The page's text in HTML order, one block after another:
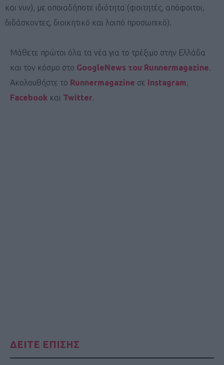
και νυν), με οποιαδήποτε ιδιότητα (φοιτητές, απόφοιτοι,
διδάσκοντες, διοικητικό και λοιπό προσωπικό).
Μάθετε πρώτοι όλα τα νέα για το τρέξιμο στην Ελλάδα
και τον κόσμο στο GoogleNews του Runnermagazine.
Ακολουθήστε το Runnermagazine σε Instagram,
Facebook και Twitter.
ΔΕΙΤΕ ΕΠΙΣΗΣ